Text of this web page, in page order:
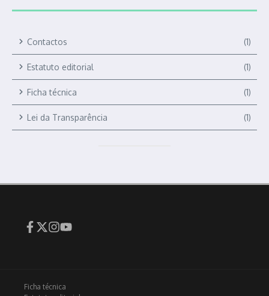
Contactos (1)
Estatuto editorial (1)
Ficha técnica (1)
Lei da Transparência (1)
Ficha técnica